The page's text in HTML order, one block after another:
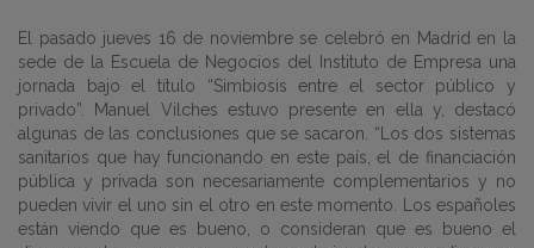
El pasado jueves 16 de noviembre se celebró en Madrid en la
sede de la Escuela de Negocios del Instituto de Empresa una
jornada bajo el título “Simbiosis entre el sector público y
privado”. Manuel Vilches estuvo presente en ella y, destacó
algunas de las conclusiones que se sacaron. “Los dos sistemas
sanitarios que hay funcionando en este país, el de financiación
pública y privada son necesariamente complementarios y no
pueden vivir el uno sin el otro en este momento. Los españoles
están viendo que es bueno, o consideran que es bueno el